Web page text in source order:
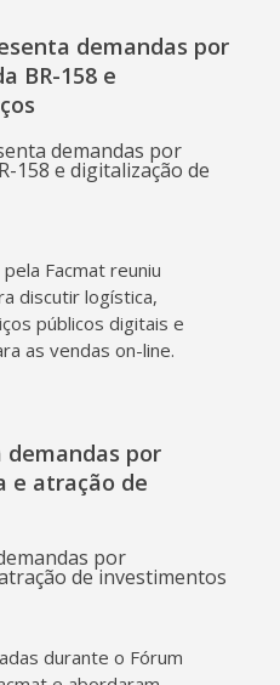
demandas por
BR-158 e
Facmat reuniu
discutir logística,
públicos digitais e
as vendas on-line.
demandas por
e atração de
durante o Fórum